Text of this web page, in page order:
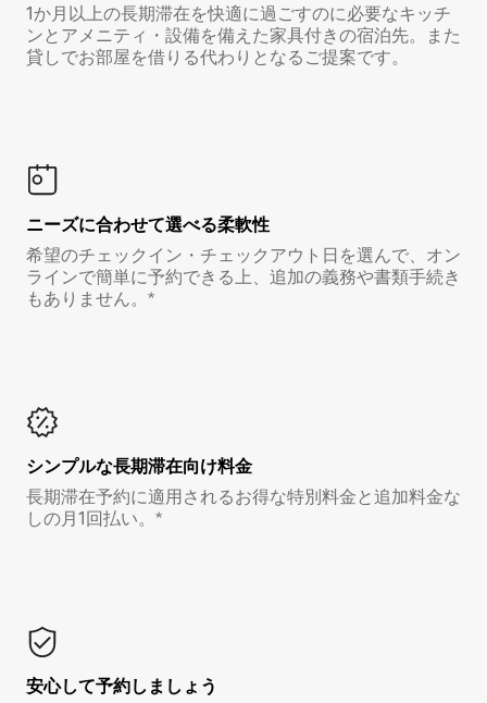
1か月以上の長期滞在を快適に過ごすのに必要なキッチ
ンとアメニティ・設備を備えた家具付きの宿泊先。また
貸しでお部屋を借りる代わりとなるご提案です。
ニーズに合わせて選べる柔軟性
希望のチェックイン・チェックアウト日を選んで、オン
ラインで簡単に予約できる上、追加の義務や書類手続き
もありません。*
シンプルな長期滞在向け料金
長期滞在予約に適用されるお得な特別料金と追加料金な
しの月1回払い。*
安心して予約しましょう